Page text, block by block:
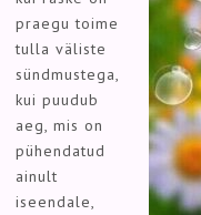
praegu toime
tulla väliste
sündmustega,
kui puudub
aeg, mis on
pühendatud
ainult
iseendale,